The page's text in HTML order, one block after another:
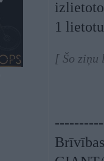
1
[ Šo ziņu